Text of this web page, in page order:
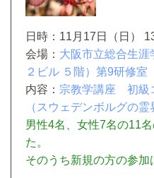
日時：11月17日（日）
会場： 大阪市立総合生
２ビル ５階）第9研修室
内容： 宗教学講座 初
（スウェデンボルグの霊
男性4名、女性7名の11
た。
そのうち新規の方の参加